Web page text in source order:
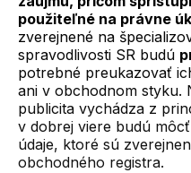
použiteľné na právne
zverejnené na
spravodlivosti SR budú
potrebné preukazovať
ani v obchodnom styku.
publicita vychádza z
v dobrej viere budú
údaje, ktoré sú
obchodného registra.